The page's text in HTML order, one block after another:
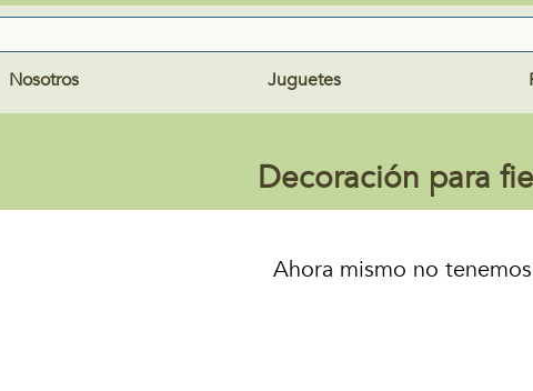
Nosotros Juguetes
Decoración para
Ahora mismo no